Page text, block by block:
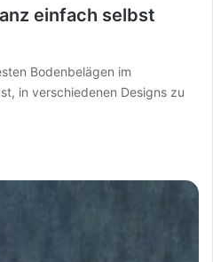
einfach selbst
Bodenbelägen im
in verschiedenen Designs zu